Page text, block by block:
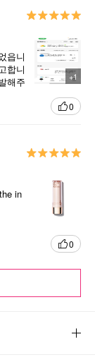
+1
읍니
합니
해주
0
in
0